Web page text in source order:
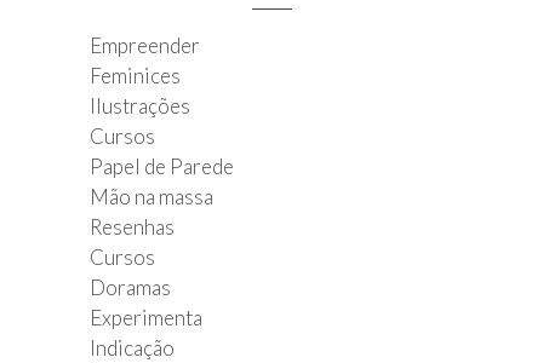
Empreender
Feminices
Ilustrações
Cursos
Papel de Parede
Mão na massa
Resenhas
Cursos
Doramas
Experimenta
Indicação